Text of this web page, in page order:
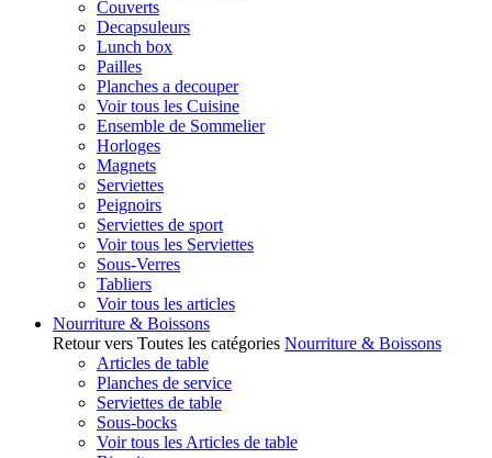
Couverts
Decapsuleurs
Lunch box
Pailles
Planches a decouper
Voir tous les Cuisine
Ensemble de Sommelier
Horloges
Magnets
Serviettes
Peignoirs
Serviettes de sport
Voir tous les Serviettes
Sous-Verres
Tabliers
Voir tous les articles
Nourriture & Boissons
Retour vers Toutes les catégories Nourriture & Boissons
Articles de table
Planches de service
Serviettes de table
Sous-bocks
Voir tous les Articles de table